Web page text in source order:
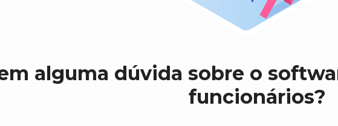
alguma dúvida sobre o
funcionários?